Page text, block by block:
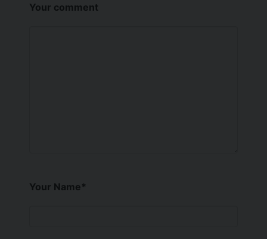
Your comment
Your Name*